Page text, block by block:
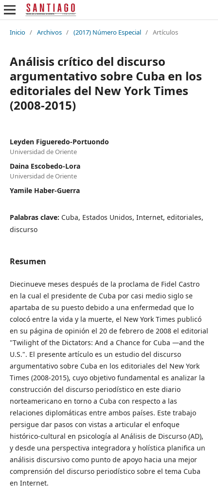
Inicio / Archivos / (2017) Número Especial / Artículos
Análisis crítico del discurso
argumentativo sobre Cuba en los
editoriales del New York Times
(2008-2015)
Leyden Figueredo-Portuondo
Universidad de Oriente
Daina Escobedo-Lora
Universidad de Oriente
Yamile Haber-Guerra
Palabras clave: Cuba, Estados Unidos, Internet, editoriales,
discurso
Resumen
Diecinueve meses después de la proclama de Fidel Castro
en la cual el presidente de Cuba por casi medio siglo se
apartaba de su puesto debido a una enfermedad que lo
colocó entre la vida y la muerte, el New York Times publicó
en su página de opinión el 20 de febrero de 2008 el editorial
"Twilight of the Dictators: And a Chance for Cuba —and the
U.S.". El presente artículo es un estudio del discurso
argumentativo sobre Cuba en los editoriales del New York
Times (2008-2015), cuyo objetivo fundamental es analizar la
construcción del discurso periodístico en este diario
norteamericano en torno a Cuba con respecto a las
relaciones diplomáticas entre ambos países. Este trabajo
persigue dar pasos con vistas a articular el enfoque
histórico-cultural en psicología al Análisis de Discurso (AD),
y desde una perspectiva integradora y holística planifica un
análisis discursivo como punto de apoyo hacia una mejor
comprensión del discurso periodístico sobre el tema Cuba
en Internet.